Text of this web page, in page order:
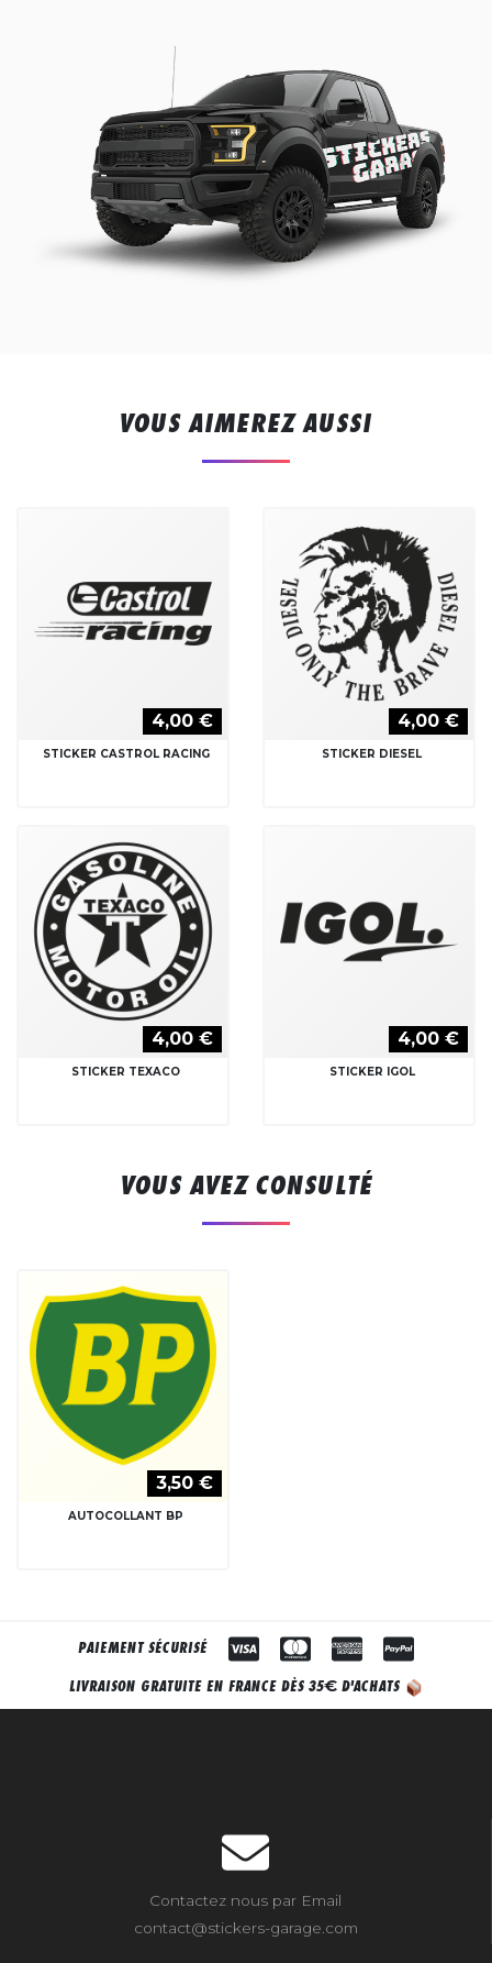
VOUS AIMEREZ AUSSI
4,00 €
STICKER CASTROL RACING
4,00 €
STICKER DIESEL
4,00 €
STICKER TEXACO
4,00 €
STICKER IGOL
VOUS AVEZ CONSULTÉ
3,50 €
AUTOCOLLANT BP
PAIEMENT SÉCURISÉ
LIVRAISON GRATUITE EN FRANCE DÈS 35€ D'ACHATS
Contactez nous par Email
contact@stickers-garage.com